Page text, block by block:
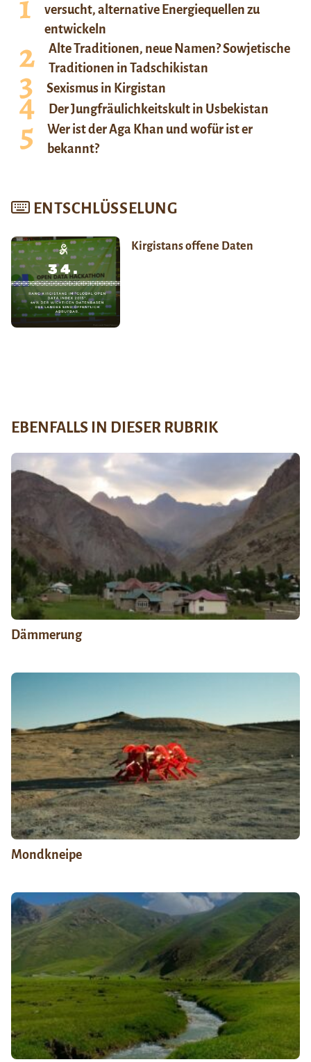
versucht, alternative Energiequellen zu
entwickeln
Alte Traditionen, neue Namen? Sowjetische
Traditionen in Tadschikistan
Sexismus in Kirgistan
Der Jungfräulichkeitskult in Usbekistan
Wer ist der Aga Khan und wofür ist er
bekannt?
ENTSCHLÜSSELUNG
Kirgistans offene Daten
EBENFALLS IN DIESER RUBRIK
Dämmerung
Mondkneipe